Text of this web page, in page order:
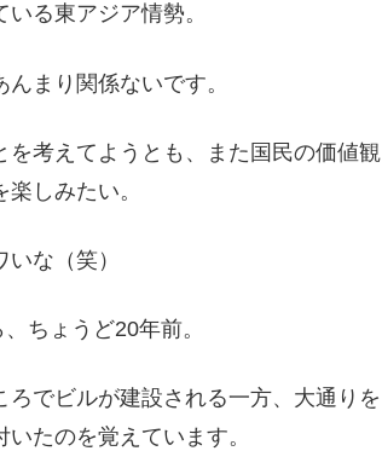
る東アジア情勢。
まり関係ないです。
考えてようとも、また国民の価値観
しみたい。
な（笑）
ちょうど20年前。
でビルが建設される一方、大通りを
たのを覚えています。